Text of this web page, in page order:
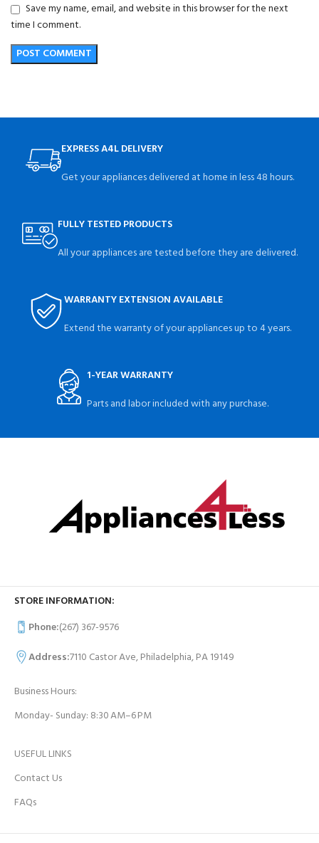
Save my name, email, and website in this browser for the next
time I comment.
EXPRESS A4L DELIVERY
Get your appliances delivered at home in less 48 hours.
FULLY TESTED PRODUCTS
All your appliances are tested before they are delivered.
WARRANTY EXTENSION AVAILABLE
Extend the warranty of your appliances up to 4 years.
1-YEAR WARRANTY
Parts and labor included with any purchase.
STORE INFORMATION:
Phone:(267) 367-9576
Address:7110 Castor Ave, Philadelphia, PA 19149
Business Hours:
Monday- Sunday: 8:30 AM–6 PM
USEFUL LINKS
Contact Us
FAQs